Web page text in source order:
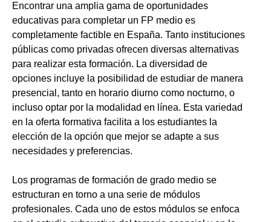
Encontrar una amplia gama de oportunidades
educativas para completar un FP medio es
completamente factible en España. Tanto instituciones
públicas como privadas ofrecen diversas alternativas
para realizar esta formación. La diversidad de
opciones incluye la posibilidad de estudiar de manera
presencial, tanto en horario diurno como nocturno, o
incluso optar por la modalidad en línea. Esta variedad
en la oferta formativa facilita a los estudiantes la
elección de la opción que mejor se adapte a sus
necesidades y preferencias.
Los programas de formación de grado medio se
estructuran en torno a una serie de módulos
profesionales. Cada uno de estos módulos se enfoca